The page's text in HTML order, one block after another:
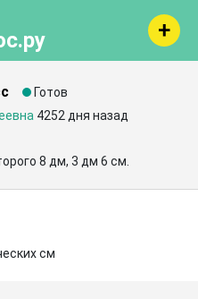
Готов
4252 дня назад
8 дм, 3 дм 6 см.
см